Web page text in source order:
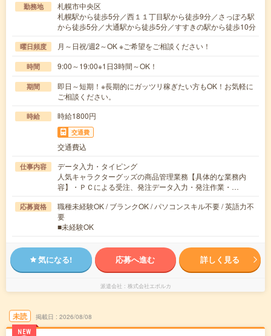
勤務地
札幌市中央区
札幌駅から徒歩5分／西１１丁目駅から徒歩9分／さっぽろ駅
から徒歩5分／大通駅から徒歩5分／すすきの駅から徒歩10分
曜日頻度 月～日祝/週2～OK ※ご希望をご相談ください！
時間 9:00～19:00※1日3時間～OK！
期間
即日～短期！※長期的にガッツリ稼ぎたい方もOK！お気軽に
ご相談ください。
時給 時給1800円
交通費
交通費込
仕事内容
データ入力・タイピング
人気キャラクターグッズの商品管理業務【具体的な業務内
容】・ＰＣによる受注、発注データ入力・発注作業・…
応募資格
職種未経験OK / ブランクOK / パソコンスキル不要 / 英語力不
要
■未経験OK
気になる! 応募へ進む 詳しく見る
派遣会社 株式会社エボルカ
未読
NEW
掲載日 2026/08/08